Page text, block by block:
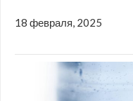
18 февраля, 2025